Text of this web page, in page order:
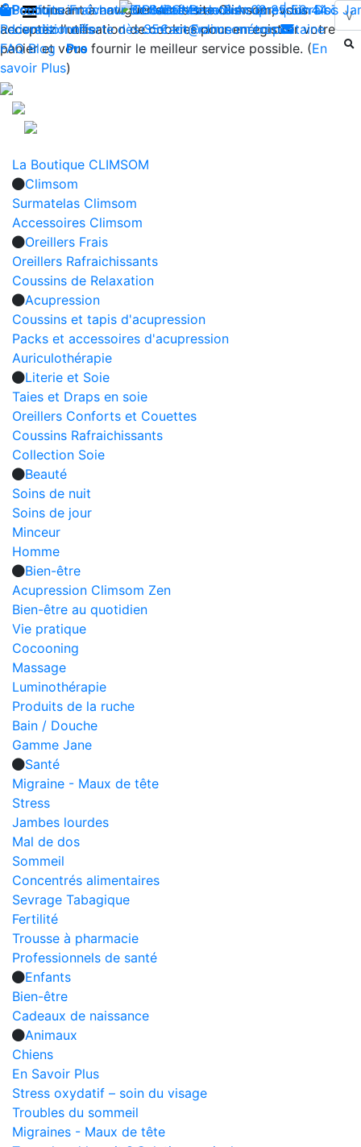
En continuant à naviguer sur le site Climsom, vous
acceptez l'utilisation de cookies pour enregistrer votre
panier et vous fournir le meilleur service possible. (En
savoir Plus)
Produits innovants de Santé et de Bien-être | Livraison
Livraison offerte dès 35€ en France métropolitaine
Contactez-nous : 02 85 52 44 74
contact@climsom.com
Boutique Fraîcheur Bien-être Beauté Acupression Dos
Reconditionnés
FAQ Blog Pro
La Boutique CLIMSOM
Climsom
Surmatelas Climsom
Accessoires Climsom
Oreillers Frais
Oreillers Rafraichissants
Coussins de Relaxation
Acupression
Coussins et tapis d'acupression
Packs et accessoires d'acupression
Auriculothérapie
Literie et Soie
Taies et Draps en soie
Oreillers Conforts et Couettes
Coussins Rafraichissants
Collection Soie
Beauté
Soins de nuit
Soins de jour
Minceur
Homme
Bien-être
Acupression Climsom Zen
Bien-être au quotidien
Vie pratique
Cocooning
Massage
Luminothérapie
Produits de la ruche
Bain / Douche
Gamme Jane
Santé
Migraine - Maux de tête
Stress
Jambes lourdes
Mal de dos
Sommeil
Concentrés alimentaires
Sevrage Tabagique
Fertilité
Trousse à pharmacie
Professionnels de santé
Enfants
Bien-être
Cadeaux de naissance
Animaux
Chiens
En Savoir Plus
Stress oxydatif – soin du visage
Troubles du sommeil
Migraines - Maux de tête